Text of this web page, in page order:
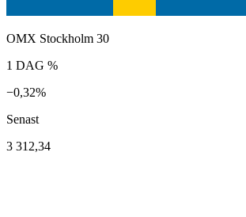
OMX Stockholm 30
1 DAG %
−0,32%
Senast
3 312,34